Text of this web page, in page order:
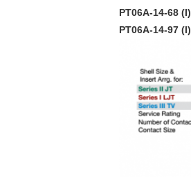
PT06A-14-68 (I)
PT06A-14-97 (I)